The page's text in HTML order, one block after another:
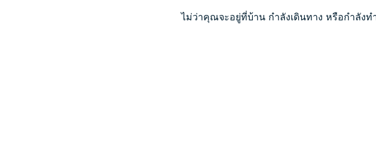
ไม่ว่าคุณจะอยู่ที่บ้าน กำลังเดินทาง หรือกำลังท